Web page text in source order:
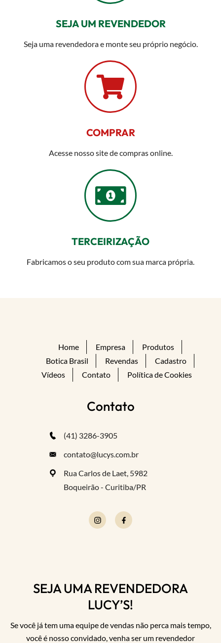
SEJA UM REVENDEDOR
Seja uma revendedora e monte seu próprio negócio.
COMPRAR
Acesse nosso site de compras online.
TERCEIRIZAÇÃO
Fabricamos o seu produto com sua marca própria.
Home Empresa
Produtos
Botica Brasil
Revendas
Cadastro
Vídeos
Contato Política de Cookies
Contato
(41) 3286-3905
contato@lucys.com.br
Rua Carlos de Laet, 5982
Boqueirão - Curitiba/PR
SEJA UMA REVENDEDORA
LUCY’S!
Se você já tem uma equipe de vendas não perca mais tempo,
você é nosso convidado, venha ser um revendedor